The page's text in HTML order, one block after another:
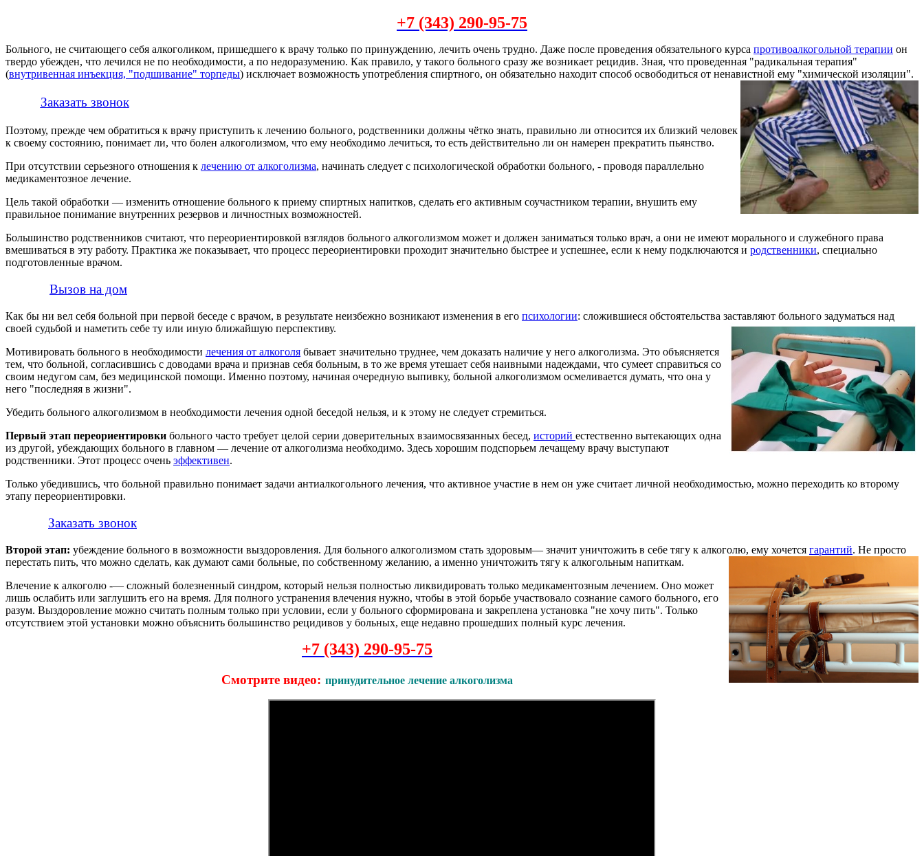
+7 (343) 290-95-75
Больного, не считающего себя алкоголиком, пришедшего к врачу только по принуждению, лечить очень трудно. Даже после проведения обязательного курса противоалкогольной терапии он
твердо убежден, что лечился не по необходимости, а по недоразумению. Как правило, у такого больного сразу же возникает рецидив. Зная, что проведенная "радикальная терапия"
(внутривенная инъекция, "подшивание" торпеды) исключает возможность употребления спиртного, он обязательно находит способ освободиться от ненавистной ему "химической изоляции".
Заказать звонок
Поэтому, прежде чем обратиться к врачу приступить к лечению больного, родственники должны чётко знать, правильно ли относится их близкий человек
к своему состоянию, понимает ли, что болен алкоголизмом, что ему необходимо лечиться, то есть действительно ли он намерен прекратить пьянство.
При отсутствии серьезного отношения к лечению от алкоголизма, начинать следует с психологической обработки больного, - проводя параллельно
медикаментозное лечение.
Цель такой обработки — изменить отношение больного к приему спиртных напитков, сделать его активным соучастником терапии, внушить ему
правильное понимание внутренних резервов и личностных возможностей.
Большинство родственников считают, что переориентировкой взглядов больного алкоголизмом может и должен заниматься только врач, а они не имеют морального и служебного права
вмешиваться в эту работу. Практика же показывает, что процесс переориентировки проходит значительно быстрее и успешнее, если к нему подключаются и родственники, специально
подготовленные врачом.
Вызов на дом
Как бы ни вел себя больной при первой беседе с врачом, в результате неизбежно возникают изменения в его психологии: сложившиеся обстоятельства заставляют больного задуматься над
своей судьбой и наметить себе ту или иную ближайшую перспективу.
Мотивировать больного в необходимости лечения от алкоголя бывает значительно труднее, чем доказать наличие у него алкоголизма. Это объясняется
тем, что больной, согласившись с доводами врача и признав себя больным, в то же время утешает себя наивными надеждами, что сумеет справиться со
своим недугом сам, без медицинской помощи. Именно поэтому, начиная очередную выпивку, больной алкоголизмом осмеливается думать, что она у
него "последняя в жизни".
Убедить больного алкоголизмом в необходимости лечения одной беседой нельзя, и к этому не следует стремиться.
Первый этап переориентировки больного часто требует целой серии доверительных взаимосвязанных бесед, историй естественно вытекающих одна
из другой, убеждающих больного в главном — лечение от алкоголизма необходимо. Здесь хорошим подспорьем лечащему врачу выступают
родственники. Этот процесс очень эффективен.
Только убедившись, что больной правильно понимает задачи антиалкогольного лечения, что активное участие в нем он уже считает личной необходимостью, можно переходить ко второму
этапу переориентировки.
Заказать звонок
Второй этап: убеждение больного в возможности выздоровления. Для больного алкоголизмом стать здоровым— значит уничтожить в себе тягу к алкоголю, ему хочется гарантий. Не просто
перестать пить, что можно сделать, как думают сами больные, по собственному желанию, а именно уничтожить тягу к алкогольным напиткам.
Влечение к алкоголю -— сложный болезненный синдром, который нельзя полностью ликвидировать только медикаментозным лечением. Оно может
лишь ослабить или заглушить его на время. Для полного устранения влечения нужно, чтобы в этой борьбе участвовало сознание самого больного, его
разум. Выздоровление можно считать полным только при условии, если у больного сформирована и закреплена установка "не хочу пить". Только
отсутствием этой установки можно объяснить большинство рецидивов у больных, еще недавно прошедших полный курс лечения.
+7 (343) 290-95-75
Смотрите видео: принудительное лечение алкоголизма